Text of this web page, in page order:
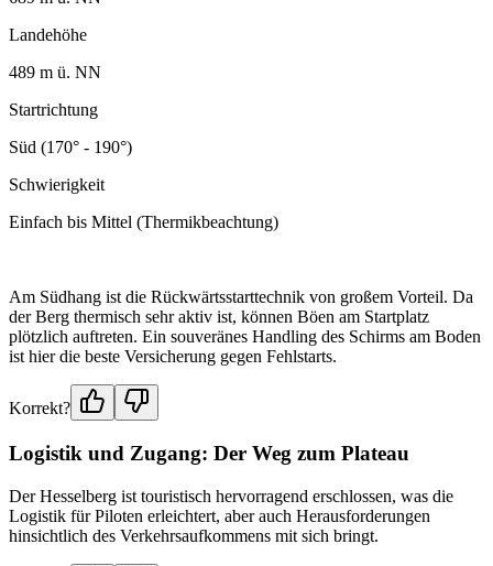
Landehöhe
489 m ü. NN
Startrichtung
Süd (170° - 190°)
Schwierigkeit
Einfach bis Mittel (Thermikbeachtung)
Am Südhang ist die Rückwärtsstarttechnik von großem Vorteil. Da
der Berg thermisch sehr aktiv ist, können Böen am Startplatz
plötzlich auftreten. Ein souveränes Handling des Schirms am Boden
ist hier die beste Versicherung gegen Fehlstarts.
Korrekt?
Logistik und Zugang: Der Weg zum Plateau
Der Hesselberg ist touristisch hervorragend erschlossen, was die
Logistik für Piloten erleichtert, aber auch Herausforderungen
hinsichtlich des Verkehrsaufkommens mit sich bringt.